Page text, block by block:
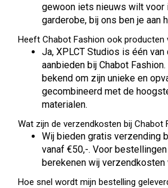
gewoon iets nieuws wilt voor
garderobe, bij ons ben je aan
Heeft Chabot Fashion ook producten
Ja, XPLCT Studios is één
aanbieden bij Chabot
bekend om zijn unieke en
gecombineerd met de
materialen.
Wat zijn de verzendkosten bij Chabot
Wij bieden gratis verzending
vanaf €50,-. Voor
berekenen wij verzendkosten
Hoe snel wordt mijn bestelling